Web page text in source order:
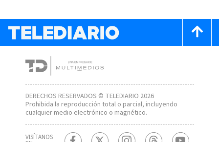
DERECHOS RESERVADOS © TELEDIARIO 2026
Prohibida la reproducción total o parcial, incluyendo
cualquier medio electrónico o magnético.
VISÍTANOS